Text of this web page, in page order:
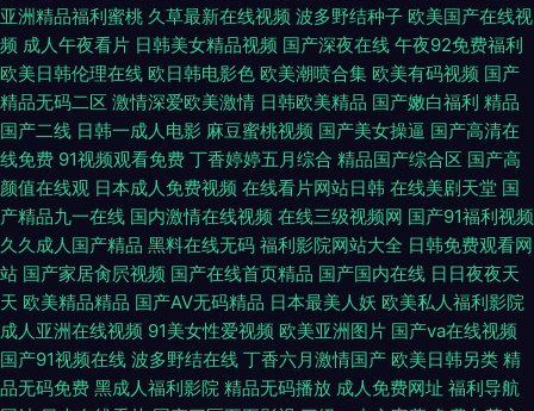
亚洲精品福利蜜桃 久草最新在线视频 波多野结种子 欧美国产在线视
频 成人午夜看片 日韩美女精品视频 国产深夜在线 午夜92免费福利
欧美日韩伦理在线 欧日韩电影色 欧美潮喷合集 欧美有码视频 国产
精品无码二区 激情深爱欧美激情 日韩欧美精品 国产嫩白福利 精品
国产二线 日韩一成人电影 麻豆蜜桃视频 国产美女操逼 国产高清在
线免费 91视频观看免费 丁香婷婷五月综合 精品国产综合区 国产高
颜值在线观 日本成人免费视频 在线看片网站日韩 在线美剧天堂 国
产精品九一在线 国内激情在线视频 在线三级视频网 国产91福利视频
久久成人国产精品 黑料在线无码 福利影院网站大全 日韩免费观看网
站 国产家居肏屄视频 国产在线首页精品 国产国内在线 日日夜夜天
天 欧美精品精品 国产AV无码精品 日本最美人妖 欧美私人福利影院
成人亚洲在线视频 91美女性爱视频 欧美亚洲图片 国产va在线视频
国产91视频在线 波多野结在线 丁香六月激情国产 欧美日韩另类 精
品无码免费 黑成人福利影院 精品无码播放 成人免费网址 福利导航